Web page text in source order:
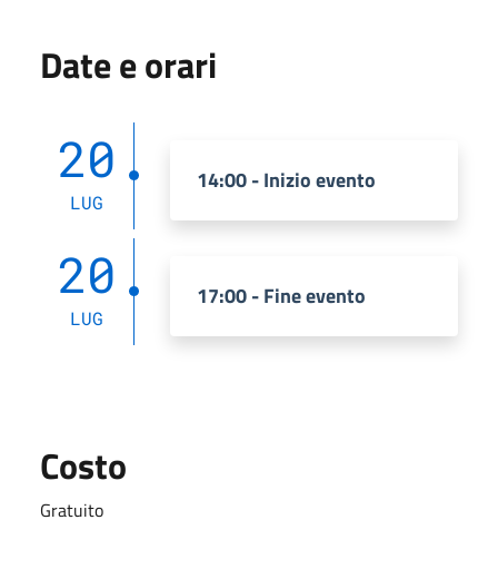
Date e orari
20
LUG
14:00 - Inizio evento
20
LUG
17:00 - Fine evento
Costo
Gratuito